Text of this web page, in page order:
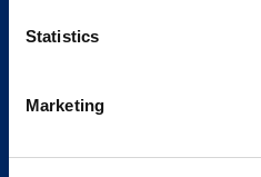
Statistics
Marketing